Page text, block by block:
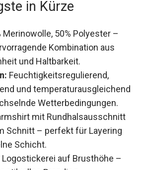
in Kürze
Merinowolle, 50% Polyester –
Kombination aus
und Haltbarkeit.
Feuchtigkeitsregulierend,
und
– ideal für
mit Rundhalsausschnitt
Schnitt – perfekt für Layering
Schicht.